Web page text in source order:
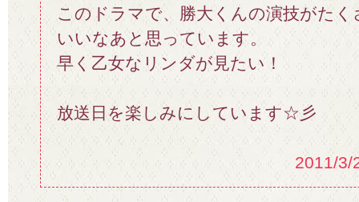
このドラマで、勝大くんの演技がたく
いいなあと思っています。
早く乙女なリンダが見たい！
放送日を楽しみにしています☆彡
2011/3/